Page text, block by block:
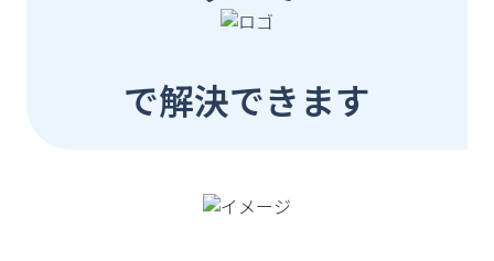
で解決できます